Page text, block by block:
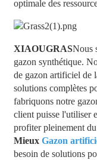
optimale des
XIAOUGRASNous
gazon synthétique.
de gazon artificiel de
solutions complètes
fabriquons notre
client puisse l'utiliser
profiter pleinement
Mieux Gazon
besoin de solutions